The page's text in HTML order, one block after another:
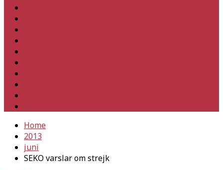
Home
2013
juni
SEKO varslar om strejk